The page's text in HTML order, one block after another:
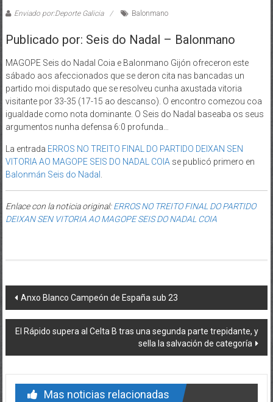
Enviado por:Deporte Galicia Balonmano
Publicado por: Seis do Nadal – Balonmano
MAGOPE Seis do Nadal Coia e Balonmano Gijón ofreceron este
sábado aos afeccionados que se deron cita nas bancadas un
partido moi disputado que se resolveu cunha axustada vitoria
visitante por 33-35 (17-15 ao descanso). O encontro comezou coa
igualdade como nota dominante. O Seis do Nadal baseaba os seus
argumentos nunha defensa 6:0 profunda…
La entrada ERROS NO TREITO FINAL DO PARTIDO DEIXAN SEN
VITORIA AO MAGOPE SEIS DO NADAL COIAse publicó primero en
Balonmán Seis do Nadal .
Enlace con la noticia original:ERROS NO TREITO FINAL DO PARTIDO
DEIXAN SEN VITORIA AO MAGOPE SEIS DO NADAL COIA
Post navigation
Anxo Blanco Campeón de España sub 23
El Rápido supera al Celta B tras una segunda parte trepidante, y
sella la salvación de categoría
Mas noticias relacionadas